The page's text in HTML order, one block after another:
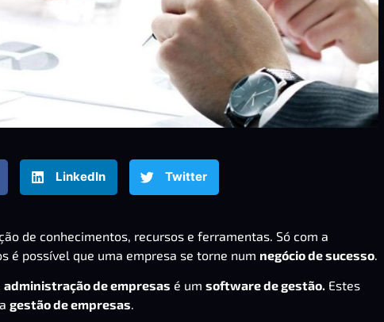
LinkedIn Twitter
de conhecimentos, recursos e ferramentas. Só com a
é possível que uma empresa se torne num negócio de sucesso
administração de empresas é um software de gestão. Estes
gestão de empresas.